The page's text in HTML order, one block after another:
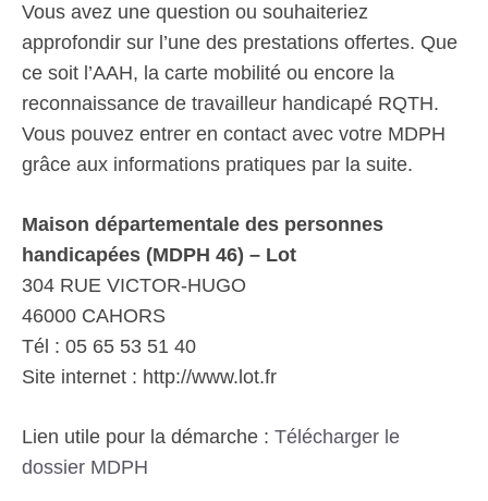
Vous avez une question ou souhaiteriez
approfondir sur l’une des prestations offertes. Que
ce soit l’AAH, la carte mobilité ou encore la
reconnaissance de travailleur handicapé RQTH.
Vous pouvez entrer en contact avec votre MDPH
grâce aux informations pratiques par la suite.
Maison départementale des personnes
handicapées (MDPH 46) – Lot
304 RUE VICTOR-HUGO
46000 CAHORS
Tél : 05 65 53 51 40
Site internet : http://www.lot.fr
Lien utile pour la démarche : Télécharger le
dossier MDPH